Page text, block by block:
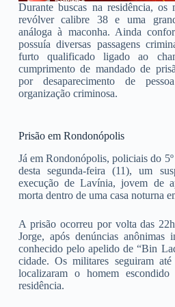
Durante buscas na residência, os
revólver calibre 38 e uma
análoga à maconha. Ainda
possuía diversas passagens
furto qualificado ligado ao
cumprimento de mandado de
por desaparecimento de
organização criminosa.
Prisão em Rondonópolis
Já em Rondonópolis, policiais do
desta segunda-feira (11), um
execução de Lavínia, jovem de
morta dentro de uma casa noturna
A prisão ocorreu por volta das
Jorge, após denúncias anônimas
conhecido pelo apelido de “Bin
cidade. Os militares seguiram
localizaram o homem
residência.